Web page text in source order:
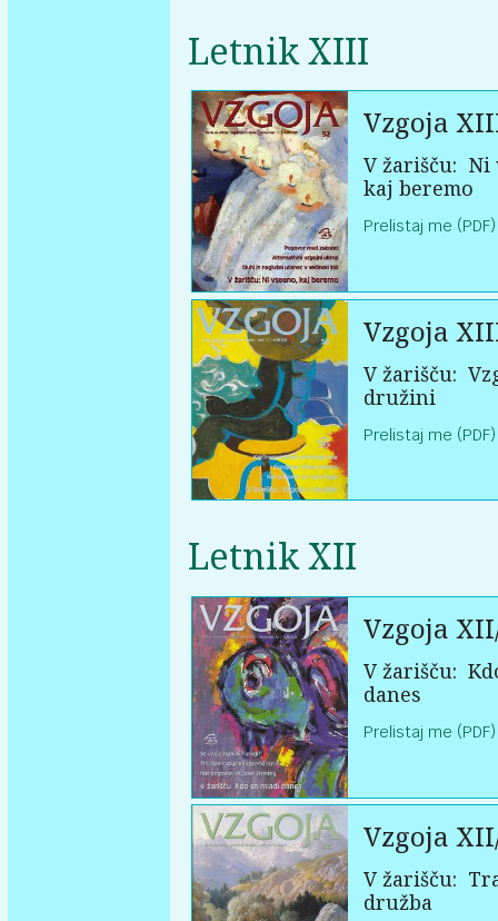
Letnik XIII
Vzgoja
V žarišču: Ni
kaj beremo
Prelistaj me (PDF)
Vzgoja
V žarišču:
družini
Prelistaj me (PDF)
Letnik XII
Vzgoja
V žarišču:
danes
Prelistaj me (PDF)
Vzgoja
V žarišču:
družba